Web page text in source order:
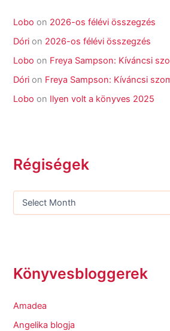
Lobo on 2026-os félévi összegzés
Dóri on 2026-os félévi összegzés
Lobo on Freya Sampson: Kíváncsi
Dóri on Freya Sampson: Kíváncsi
Lobo on Ilyen volt a könyves 2025
Régiségek
Könyvesbloggerek
Amadea
Angelika blogja